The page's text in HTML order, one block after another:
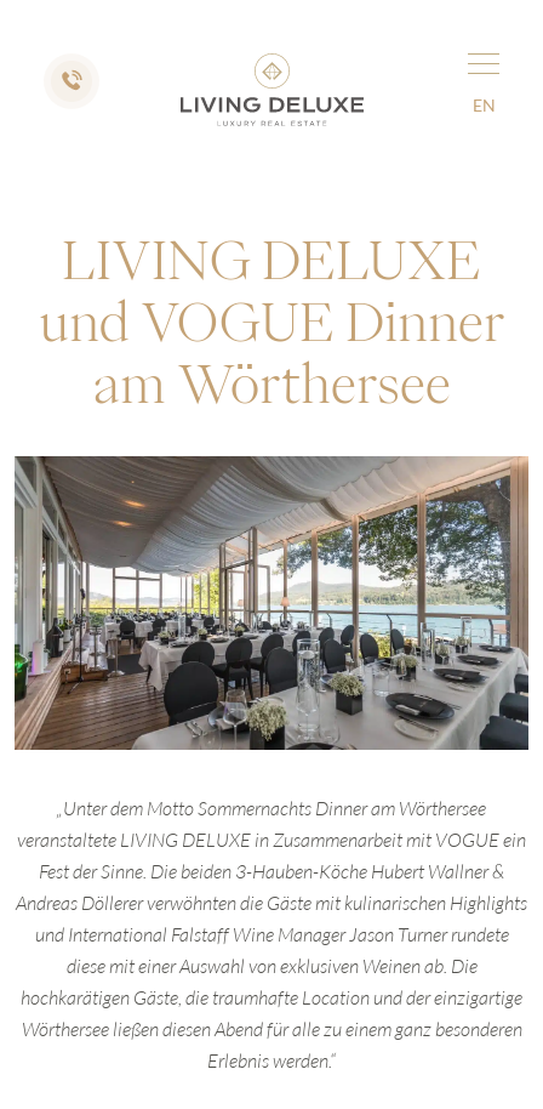
EN
LIVING DELUXE
und VOGUE Dinner
am Wörthersee
„Unter dem Motto Sommernachts Dinner am Wörthersee
veranstaltete LIVING DELUXE in Zusammenarbeit mit VOGUE ein
Fest der Sinne. Die beiden 3-Hauben-Köche Hubert Wallner &
Andreas Döllerer verwöhnten die Gäste mit kulinarischen Highlights
und International Falstaff Wine Manager Jason Turner rundete
diese mit einer Auswahl von exklusiven Weinen ab. Die
hochkarätigen Gäste, die traumhafte Location und der einzigartige
Wörthersee ließen diesen Abend für alle zu einem ganz besonderen
Erlebnis werden.“